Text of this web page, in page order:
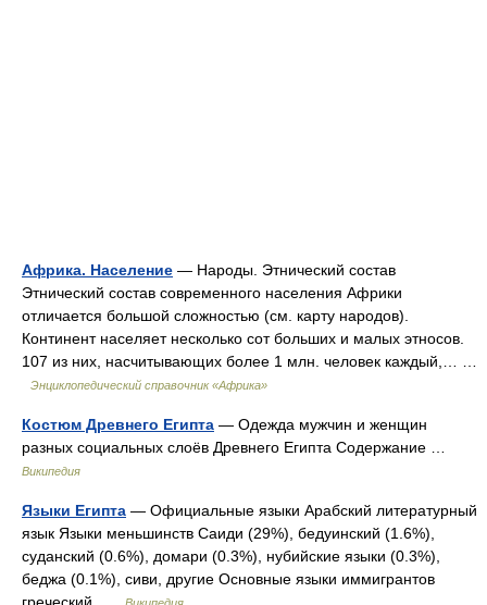
Африка. Население — Народы. Этнический состав
Этнический состав современного населения Африки
отличается большой сложностью (см. карту народов).
Континент населяет несколько сот больших и малых этносов.
107 из них, насчитывающих более 1 млн. человек каждый,… …
Энциклопедический справочник «Африка»
Костюм Древнего Египта — Одежда мужчин и женщин
разных социальных слоёв Древнего Египта Содержание …
Википедия
Языки Египта — Официальные языки Арабский литературный
язык Языки меньшинств Саиди (29%), бедуинский (1.6%),
суданский (0.6%), домари (0.3%), нубийские языки (0.3%),
беджа (0.1%), сиви, другие Основные языки иммигрантов